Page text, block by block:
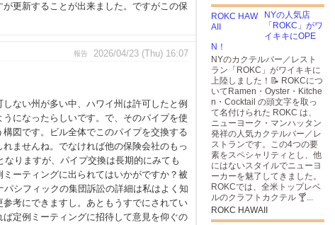
更新することが出来ました。ですがこの保
2026/04/23 (Thu) 16:07
報告
ない州が多い中、ハワイ州は許可したと例
になったらしいです。で、そのパイプを使
図です。ビル全体でこのパイプを交換する
ませんね。でなければ他の保険会社のもっ
りますが、パイプ交換は長期的にみても
ーティングに出られてはいかがですか？被
シフィックの集団訴訟の詳細は私はよく知
考にできますし。あともうすでにされてい
定例ミーティングに招待して意見を仰ぐの
NYの人気店
「ROKC」がワ
イキキにOPE
N！
NYのカクテルバー／レスト
ラン「ROKC」がワイキキに
上陸しました！📝 ROKCにつ
いてRamen・Oyster・Kitche
n・Cocktail の頭文字を取っ
て名付けられた ROKC は、
ニューヨーク・マンハッタン
発祥の人気カクテルバー／レ
ストランです。この4つの要
素をスペシャリティとし、他
にはないスタイルでニューヨ
ーカーを魅了してきました。
ROKCでは、全米トップレベ
ルのクラフトカクテル 🍸...
ROKC HAWAII